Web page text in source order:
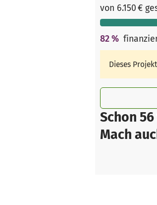
Schon
Mach
von 6.150 €
82%
Dieses